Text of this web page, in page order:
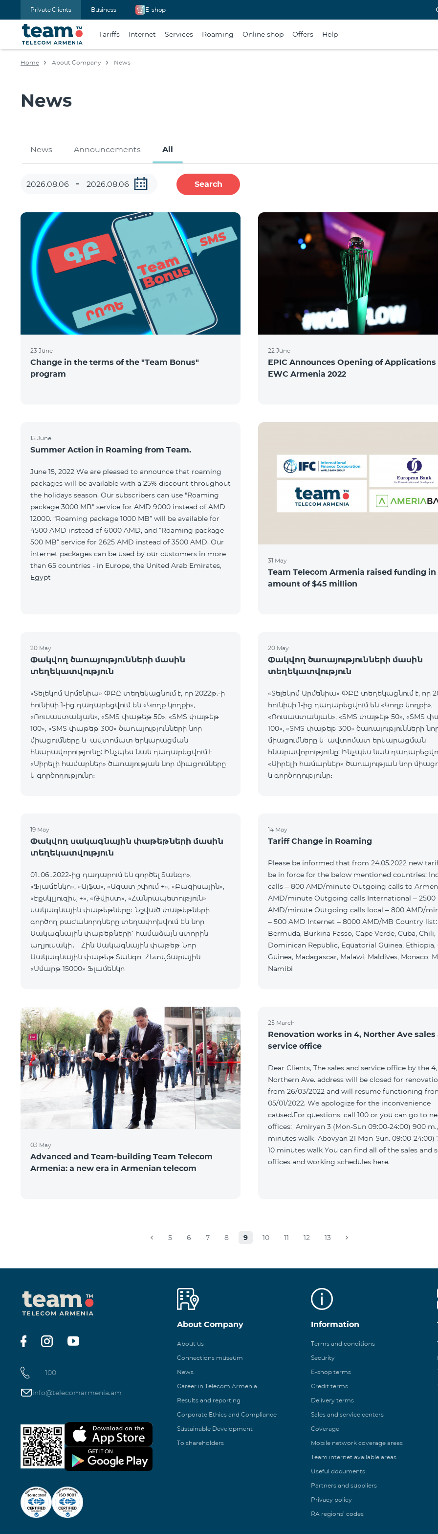
Private Clients Business E-shop
Tariffs Internet Services Roaming Online shop Offers Help
Home About Company News
News
News Announcements All
Search
23 June
Change in the terms of the "Team Bonus"
program
22 June
EPIC Announces Opening of Applications
EWC Armenia 2022
15 June
Summer Action in Roaming from Team.
June 15, 2022 We are pleased to announce that roaming
packages will be available with a 25% discount throughout
the holidays season. Our subscribers can use "Roaming
package 3000 MB" service for AMD 9000 instead of AMD
12000. “Roaming package 1000 MB” will be available for
4500 AMD instead of 6000 AMD, and “Roaming package
500 MB” service for 2625 AMD instead of 3500 AMD. Our
internet packages can be used by our customers in more
than 65 countries - in Europe, the United Arab Emirates,
Egypt
31 May
Team Telecom Armenia raised funding
amount of $45 million
20 May
Փակվող ծառայությունների մասին
տեղեկատվություն
«Տելեկոմ Արմենիա» ՓԲԸ տեղեկացնում է, որ 2022թ.-ի
հունիսի 1-ից դադարեցվում են «Կողք կողքի»,
«Ռուսաստանյան», «SMS փաթեթ 50», «SMS փաթեթ
100», «SMS փաթեթ 300» ծառայությունների նոր
միացումները և ավտոմատ երկարացման
հնարավորությունը: Ինչպես նաև դադարեցվում է
«Սիրելի համարներ» ծառայության նոր միացումները
20 May
Փակվող ծառայությունների մասին
տեղեկատվություն
«Տելեկոմ Արմենիա» ՓԲԸ տեղեկացնում է, որ
հունիսի 1-ից դադարեցվում են «Կողք կողքի»,
«Ռուսաստանյան», «SMS փաթեթ 50», «SMS
100», «SMS փաթեթ 300» ծառայությունների
միացումները և ավտոմատ երկարացման
հնարավորությունը: Ինչպես նաև
«Սիրելի համարներ» ծառայության նոր
և գործողությունը։
19 May
Փակվող սակագնային փաթեթների մասին
տեղեկատվություն
01․06․2022-ից դադարում են գործել Տանգո»,
«Ֆլամենկո», «Ալֆա», «Ազատ շփում +», «Բազիսային»,
«Էքսկլյուզիվ +», «Թվիստ», «Հանրապետություն»
սակագնային փաթեթները։ Նշված փաթեթների
գործող բաժանորդները տեղափոխվում են նոր
Սակագնային փաթեթների՝ համաձայն ստորին
աղյուսակի․ Հին Սակագնային փաթեթ Նոր
Սակագնային փաթեթ Տանգո Հետվճարային
«Սմարթ 15000» Ֆլամենկո
14 May
Tariff Change in Roaming
Please be informed that from 24.05.2022 new
be in force for the below mentioned countries:
calls – 800 AMD/minute Outgoing calls to
AMD/minute Outgoing calls International – 2500
AMD/minute Outgoing calls local – 800 AMD/
– 500 AMD Internet – 8000 AMD/MB Country
Bermuda, Burkina Fasso, Cape Verde, Cuba, Chili,
Dominican Republic, Equatorial Guinea, Ethiopia,
Guinea, Madagascar, Malawi, Maldives, Monaco,
Namibi
03 May
Advanced and Team-building Team Telecom
Armenia: a new era in Armenian telecom
25 March
Renovation works in 4, Norther Ave sales
service office
Dear Clients, The sales and service office by the 4,
Northern Ave. address will be closed for
from 26/03/2022 and will resume functioning
05/01/2022. We apologize for the inconvenience
caused.For questions, call 100 or you can go to
offices: Amiryan 3 (Mon-Sun 09:00-24:00) 900 m., 12
minutes walk Abovyan 21 Mon-Sun. 09:00-24:00) 700 m.
10 minutes walk You can find all of the sales and service
offices and working schedules here.
5 6 7 8 9 10 11 12 13
100
info@telecomarmenia.am
About Company
About us
Connections museum
News
Career in Telecom Armenia
Results and reporting
Corporate Ethics and Compliance
Sustainable Development
To shareholders
Information
Terms and conditions
Security
E-shop terms
Credit terms
Delivery terms
Sales and service centers
Coverage
Mobile network coverage areas
Team internet available areas
Useful documents
Partners and suppliers
Privacy policy
RA regions’ codes